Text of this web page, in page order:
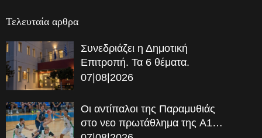
Τελευταία αρθρα
Συνεδριάζει η Δημοτική
Επιτροπή. Τα 6 θέματα.
07|08|2026
Οι αντίπαλοι της Παραμυθιάς
στο νεο πρωτάθλημα της A1…